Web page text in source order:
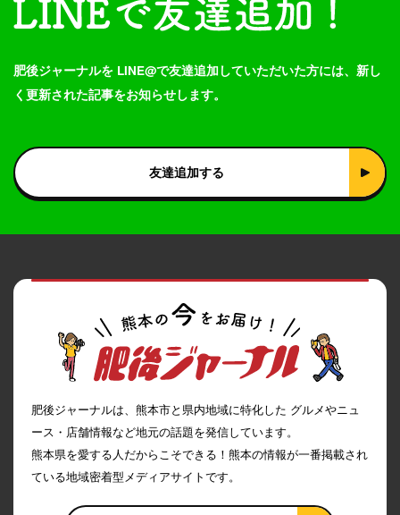
肥後ジャーナルを LINE@で友達追加していただいた方には、新し
く更新された記事をお知らせします。
友達追加する
肥後ジャーナルは、熊本市と県内地域に特化した グルメやニュ
ース・店舗情報など地元の話題を発信しています。
熊本県を愛する人だからこそできる！熊本の情報が一番掲載され
ている地域密着型メディアサイトです。